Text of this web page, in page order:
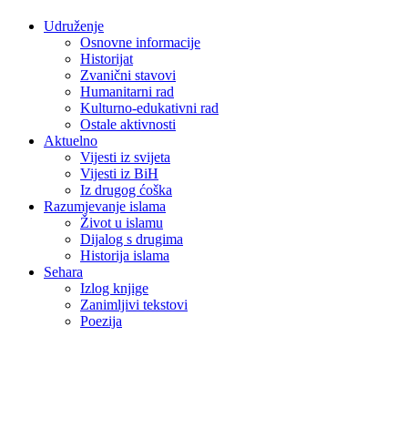
Udruženje
Osnovne informacije
Historijat
Zvanični stavovi
Humanitarni rad
Kulturno-edukativni rad
Ostale aktivnosti
Aktuelno
Vijesti iz svijeta
Vijesti iz BiH
Iz drugog ćoška
Razumjevanje islama
Život u islamu
Dijalog s drugima
Historija islama
Sehara
Izlog knjige
Zanimljivi tekstovi
Poezija